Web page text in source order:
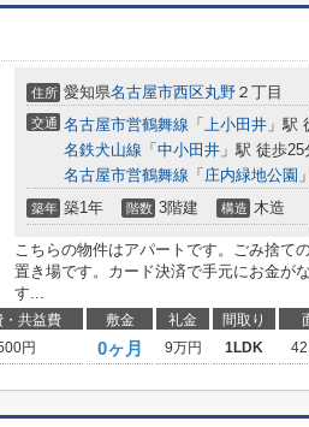
住所 愛知県名古屋市西区丸野 ２丁目
交通 名古屋市営鶴舞線 「 上小田井 」駅
名鉄犬山線 「 中小田井 」駅 徒歩25
名古屋市営鶴舞線 「 庄内緑地公園
築年 築1年 階数 3階建 構造 木造
こちらの物件はアパートです。ごみ捨て
置き場です。カード決済で手元にお金が
す...
・共益費 敷金 礼金 間取り
円 0ヶ月 9万円 1LDK